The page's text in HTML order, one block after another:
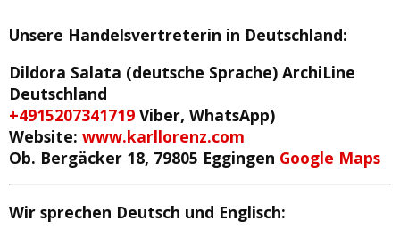
Unsere Handelsvertreterin in Deutschland:
Dildora Salata (deutsche Sprache) ArchiLine
Deutschland
+4915207341719 Viber, WhatsApp)
Website: www.karllorenz.com
Ob. Bergäcker 18, 79805 Eggingen Google Maps
Wir sprechen Deutsch und Englisch: